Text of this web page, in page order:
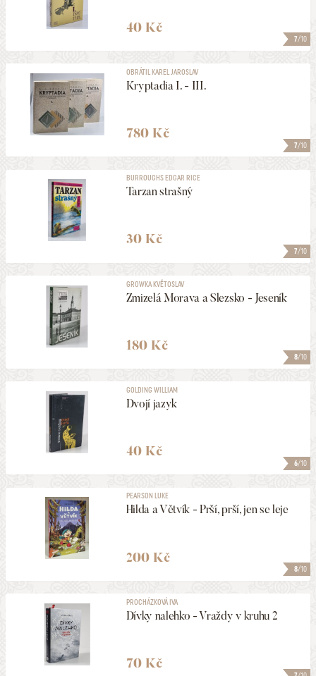
7/10
40 Kč
7/10
OBRÁTIL KAREL JAROSLAV
Kryptadia I. - III.
780 Kč
7/10
BURROUGHS EDGAR RICE
Tarzan strašný
30 Kč
8/10
GROWKA KVĚTOSLAV
Zmizelá Morava a Slezsko - Jeseník
180 Kč
6/10
GOLDING WILLIAM
Dvojí jazyk
40 Kč
8/10
PEARSON LUKE
Hilda a Větvík - Prší, prší, jen se leje
200 Kč
PROCHÁZKOVÁ IVA
Dívky nalehko - Vraždy v kruhu 2
70 Kč